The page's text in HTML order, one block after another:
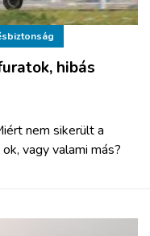
hibás
nem sikerült a
vagy valami más?